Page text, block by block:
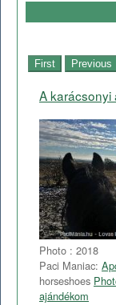
A karácsonyi
Photo : 2018
Paci Maniac:
horseshoes
ajándékom